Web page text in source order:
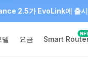
2.5가 EvoLink에 출
델 요금 Smart